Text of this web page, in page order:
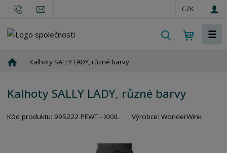
CZK
d
t
☰
d
í
Kalhoty SALLY LADY, různé barvy
Kalhoty SALLY LADY, různé barvy
Kód produktu: 995222 PEWT - XXXL Výrobce:WonderWink